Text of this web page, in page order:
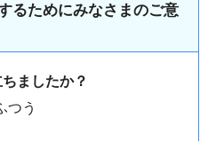
るためにみなさまのご意
ましたか？
つう